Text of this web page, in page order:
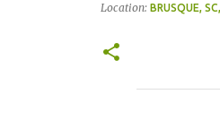
Location: BRUSQUE,